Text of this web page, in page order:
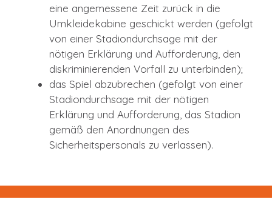
eine angemessene Zeit zurück in die
Umkleidekabine geschickt werden (gefolgt
von einer Stadiondurchsage mit der
nötigen Erklärung und Aufforderung, den
diskriminierenden Vorfall zu unterbinden);
das Spiel abzubrechen (gefolgt von einer
Stadiondurchsage mit der nötigen
Erklärung und Aufforderung, das Stadion
gemäß den Anordnungen des
Sicherheitspersonals zu verlassen).